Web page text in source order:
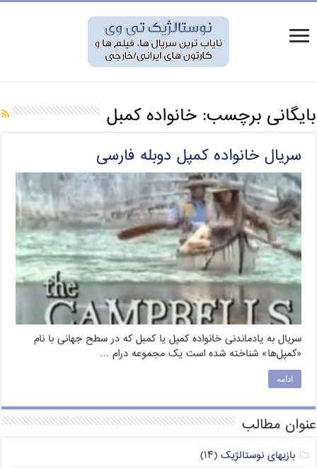
بایگانی برچسب:خانواده کمبل
سریال خانواده کمپل دوبله فارسی
سریال به یادماندنی خانواده کمپل یا کمبل که در سطح جهانی با نام
«کمپل‌ها» شناخته شده است یک مجموعه درام …
ادامه
عنوان مطالب
بازیهای نوستالژیک (۱۴)